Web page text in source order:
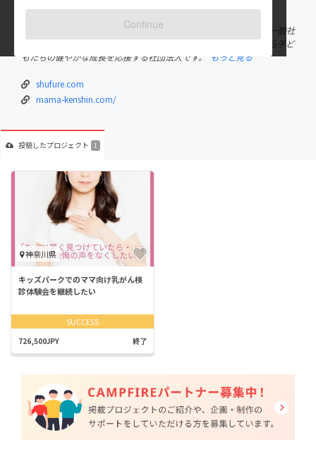
Continue
出身国：日本 出身地：神奈川県
2014年「主婦フレフレ」主婦への応援エールから名付けられた、一般社
団法人シュフレ協会の代表理事。 シュフレ協会は、ママの笑顔から子ど
もたちの健やかな成長を応援する社団法人です。
もっと見る
shufure.com
mama-kenshin.com/
投稿したプロジェクト 1
神奈川県
キッズパークでのママ向け乳がん検
診体験会を継続したい
SUCCESS
726,500JPY 終了